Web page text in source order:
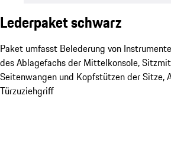
Lederpaket schwarz
Paket umfasst Belederung von
des Ablagefachs der Mittelkonsole,
Seitenwangen und Kopfstützen der Sitze,
Türzuziehgriff